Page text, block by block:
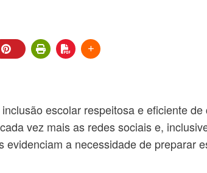
escolar respeitosa e eficiente
vez mais as redes sociais e,
a necessidade de preparar